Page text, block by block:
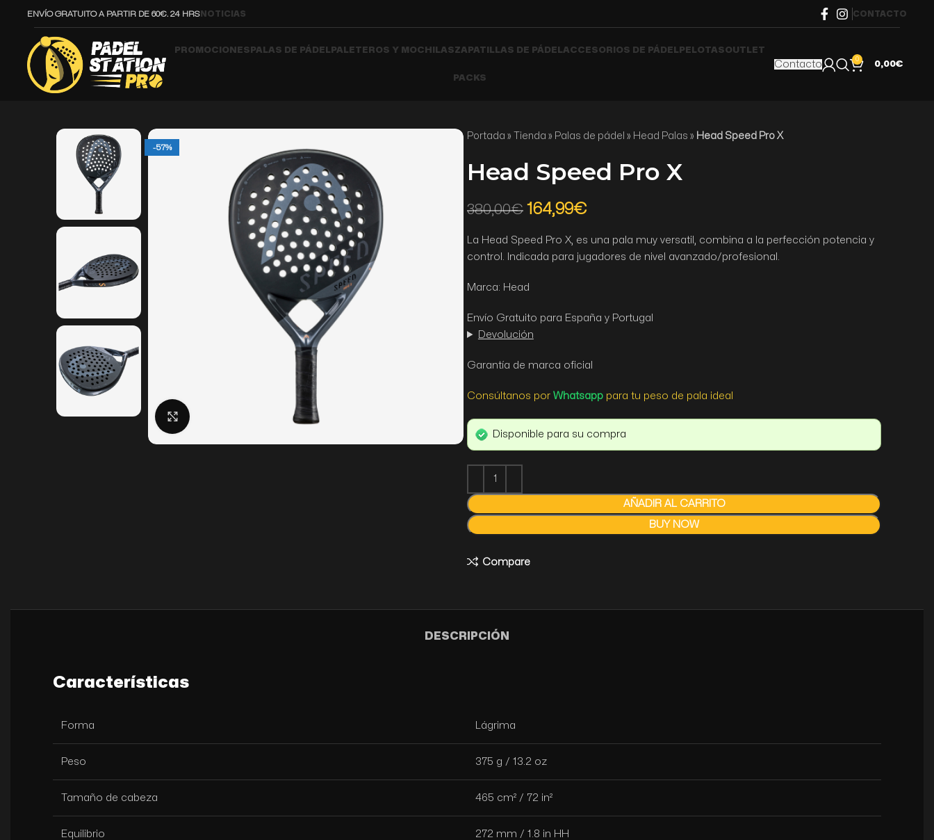
ENVÍO GRATUITO A PARTIR DE 60€. 24 HRSNOTICIAS CONTACTO
PROMOCIONES PALAS DE PÁDEL PALETEROS Y MOCHILASZAPATILLAS DE PÁDELACCESORIOS DE PÁDEL PELOTASOUTLET
PACKS
Contacto 0
0,00€
-57%
Portada » Tienda » Palas de pádel » Head Palas » Head Speed Pro X
Head Speed Pro X
380,00€ 164,99€
La Head Speed Pro X, es una pala muy versatil, combina a la perfección potencia y
control. Indicada para jugadores de nivel avanzado/profesional.
Marca: Head
Envío Gratuito para España y Portugal
Devolución
Garantía de marca oficial
Consúltanos por Whatsapp para tu peso de pala ideal
Disponible para su compra
AÑADIR AL CARRITO
BUY NOW
Compare
DESCRIPCIÓN
Características
Forma Lágrima
Peso 375 g / 13.2 oz
Tamaño de cabeza 465 cm² / 72 in²
Equilibrio 272 mm / 1.8 in HH